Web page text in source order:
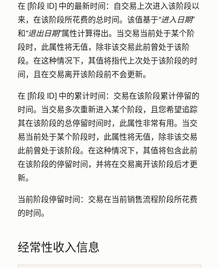
在 [阶段 ID] 中的最新时间 ：自交易上次进入该阶段以
来，在该阶段所花费的总时间。该值基于“进入日期”
和“退出日期”属性计算得出。当交易当前处于某个阶
段时，此属性将无值，除非该交易此前曾处于该阶
段。在这种情况下，其值将指代上次处于该阶段的时
间，且在交易离开该阶段前不会更新。
在 [阶段 ID] 中的累计时间 ：交易在该阶段累计停留的
时间。当交易多次重新进入某个阶段，且您希望追踪
其在该阶段的总停留时间时，此属性非常有用。当交
易当前处于某个阶段时，此属性将无值，除非该交易
此前曾处于该阶段。在这种情况下，其值将包含此前
在该阶段的停留时间，并将在交易离开该阶段后才更
新。
当前阶段停留时间 ：交易在当前销售流程阶段所花费
的时间。
经常性收入信息